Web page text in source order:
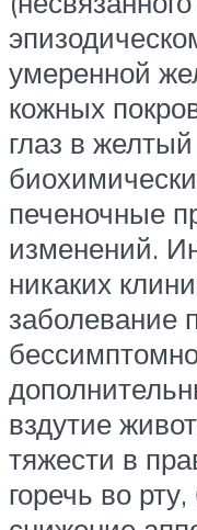
умеренной
кожных
глаз в
печеночные
изменений.
никаких
заболевание
вздутие
тяжести в
горечь во